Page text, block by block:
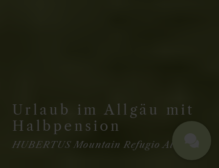
Urlaub im Allgäu mit
Halbpension
HUBERTUS Mountain Refugio Allgäu